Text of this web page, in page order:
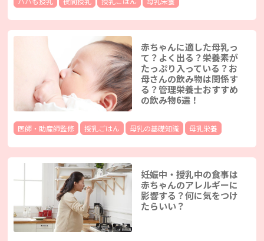
赤ちゃんに適した母乳っ
て？よく出る？栄養素が
たっぷり入っている？お
母さんの飲み物は関係す
る？管理栄養士おすすめ
の飲み物6選！
医師・助産師監修 授乳ごはん 母乳の基礎知識 母乳栄養
妊娠中・授乳中の食事は
赤ちゃんのアレルギーに
影響する？何に気をつけ
たらいい？